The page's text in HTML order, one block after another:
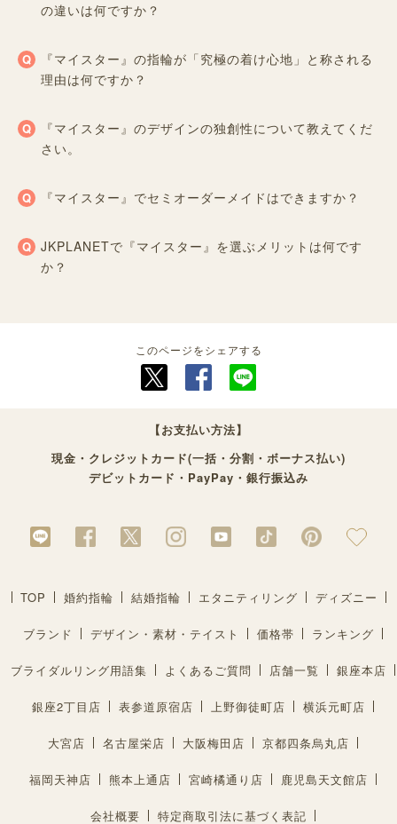
の違いは何ですか？
『マイスター』の指輪が「究極の着け心地」と称される
理由は何ですか？
『マイスター』のデザインの独創性について教えてくだ
さい。
『マイスター』でセミオーダーメイドはできますか？
JKPLANETで『マイスター』を選ぶメリットは何です
か？
このページをシェアする
【お支払い方法】
現金・クレジットカード(一括・分割・ボーナス払い)
デビットカード・PayPay・銀行振込み
TOP 婚約指輪 結婚指輪 エタニティリング ディズニー
ブランド デザイン・素材・テイスト 価格帯 ランキング
ブライダルリング用語集 よくあるご質問 店舗一覧 銀座本店
銀座2丁目店 表参道原宿店 上野御徒町店 横浜元町店
大宮店 名古屋栄店 大阪梅田店 京都四条烏丸店
福岡天神店 熊本上通店 宮崎橘通り店 鹿児島天文館店
会社概要 特定商取引法に基づく表記